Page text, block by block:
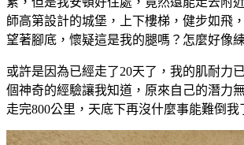
師高第設計的城堡，上下樓梯，健步如飛
望著腳底，懷疑這是我的腿嗎？怎麼好像
或許是因為已經走了20天了，我的肌耐力
個神奇的經驗讓我知道，原來自己的潛力
走完800公里，天底下再沒什麼事能難倒我